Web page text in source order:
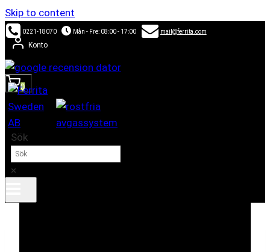
Skip to content
0221-18070 Mån - Fre: 08:00 - 17:00 mail@ferrita.com
Konto
0
Sök
×